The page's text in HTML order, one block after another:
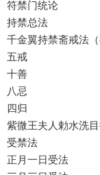
符禁门统论
持禁总法
千金翼持禁斋戒法（
五戒
十善
八忌
四归
紫微王夫人勅水洗
受禁法
正月一日受法